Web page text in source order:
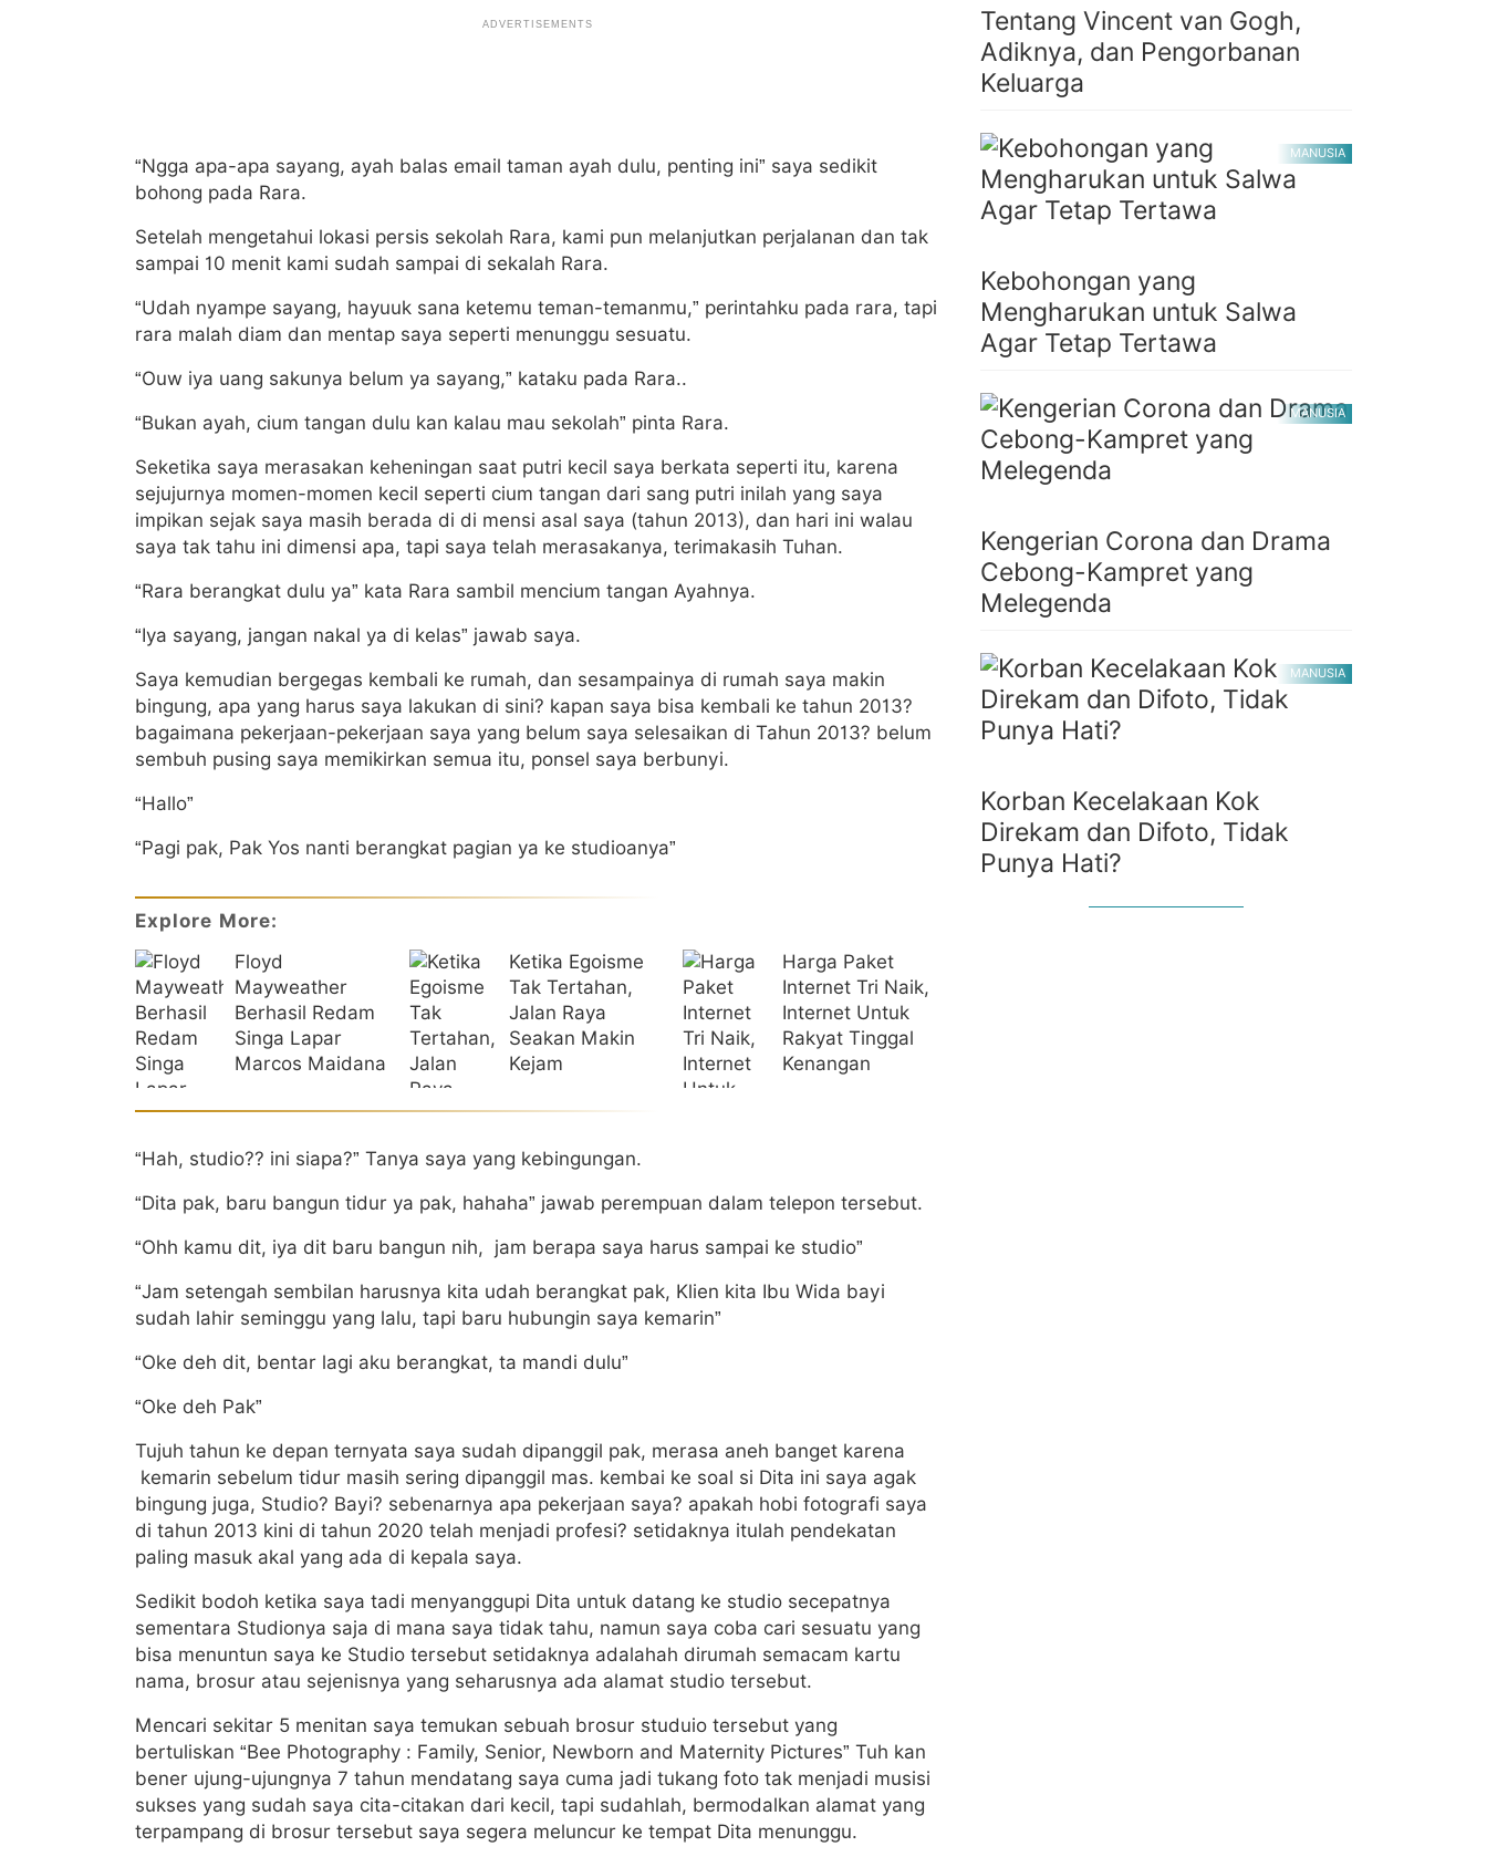
“Ngga apa-apa sayang, ayah balas email taman ayah dulu, penting ini” saya sedikit
bohong pada Rara.
Setelah mengetahui lokasi persis sekolah Rara, kami pun melanjutkan perjalanan dan tak
sampai 10 menit kami sudah sampai di sekalah Rara.
“Udah nyampe sayang, hayuuk sana ketemu teman-temanmu,” perintahku pada rara, tapi
rara malah diam dan mentap saya seperti menunggu sesuatu.
“Ouw iya uang sakunya belum ya sayang,” kataku pada Rara..
“Bukan ayah, cium tangan dulu kan kalau mau sekolah” pinta Rara.
Seketika saya merasakan keheningan saat putri kecil saya berkata seperti itu, karena
sejujurnya momen-momen kecil seperti cium tangan dari sang putri inilah yang saya
impikan sejak saya masih berada di di mensi asal saya (tahun 2013), dan hari ini walau
saya tak tahu ini dimensi apa, tapi saya telah merasakanya, terimakasih Tuhan.
“Rara berangkat dulu ya” kata Rara sambil mencium tangan Ayahnya.
“Iya sayang, jangan nakal ya di kelas” jawab saya.
Saya kemudian bergegas kembali ke rumah, dan sesampainya di rumah saya makin
bingung, apa yang harus saya lakukan di sini? kapan saya bisa kembali ke tahun 2013?
bagaimana pekerjaan-pekerjaan saya yang belum saya selesaikan di Tahun 2013? belum
sembuh pusing saya memikirkan semua itu, ponsel saya berbunyi.
“Hallo”
“Pagi pak, Pak Yos nanti berangkat pagian ya ke studioanya”
Explore More:
Floyd
Mayweather
Berhasil Redam
Singa Lapar
Marcos Maidana
Ketika Egoisme
Tak Tertahan,
Jalan Raya
Seakan Makin
Kejam
Harga Paket
Internet Tri Naik,
Internet Untuk
Rakyat Tinggal
Kenangan
“Hah, studio?? ini siapa?” Tanya saya yang kebingungan.
“Dita pak, baru bangun tidur ya pak, hahaha” jawab perempuan dalam telepon tersebut.
“Ohh kamu dit, iya dit baru bangun nih, jam berapa saya harus sampai ke studio”
“Jam setengah sembilan harusnya kita udah berangkat pak, Klien kita Ibu Wida bayi
sudah lahir seminggu yang lalu, tapi baru hubungin saya kemarin”
“Oke deh dit, bentar lagi aku berangkat, ta mandi dulu”
“Oke deh Pak”
Tujuh tahun ke depan ternyata saya sudah dipanggil pak, merasa aneh banget karena
kemarin sebelum tidur masih sering dipanggil mas. kembai ke soal si Dita ini saya agak
bingung juga, Studio? Bayi? sebenarnya apa pekerjaan saya? apakah hobi fotografi saya
di tahun 2013 kini di tahun 2020 telah menjadi profesi? setidaknya itulah pendekatan
paling masuk akal yang ada di kepala saya.
Sedikit bodoh ketika saya tadi menyanggupi Dita untuk datang ke studio secepatnya
sementara Studionya saja di mana saya tidak tahu, namun saya coba cari sesuatu yang
bisa menuntun saya ke Studio tersebut setidaknya adalahah dirumah semacam kartu
nama, brosur atau sejenisnya yang seharusnya ada alamat studio tersebut.
Mencari sekitar 5 menitan saya temukan sebuah brosur studuio tersebut yang
bertuliskan “Bee Photography : Family, Senior, Newborn and Maternity Pictures” Tuh kan
bener ujung-ujungnya 7 tahun mendatang saya cuma jadi tukang foto tak menjadi musisi
sukses yang sudah saya cita-citakan dari kecil, tapi sudahlah, bermodalkan alamat yang
terpampang di brosur tersebut saya segera meluncur ke tempat Dita menunggu.
Tentang Vincent van Gogh,
Adiknya, dan Pengorbanan
Keluarga
MANUSIA
Kebohongan yang
Mengharukan untuk Salwa
Agar Tetap Tertawa
MANUSIA
Kengerian Corona dan Drama
Cebong-Kampret yang
Melegenda
MANUSIA
Korban Kecelakaan Kok
Direkam dan Difoto, Tidak
Punya Hati?